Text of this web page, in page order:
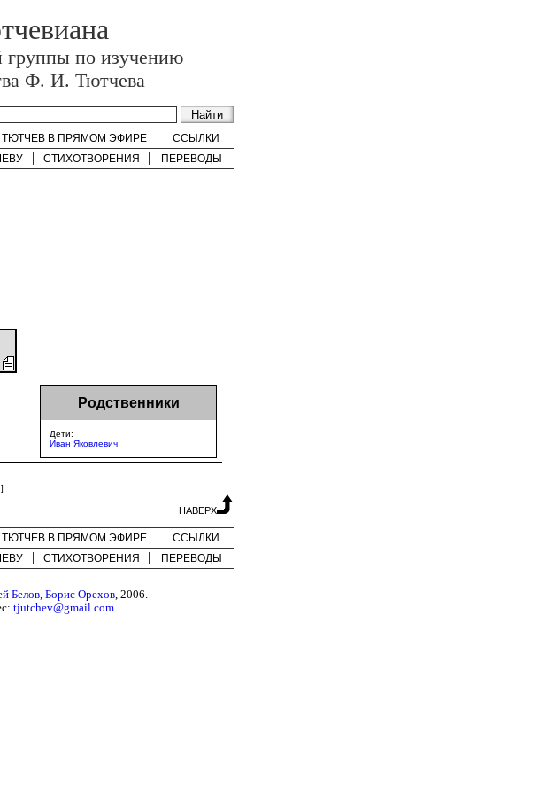
группы по изучению
Ф. И. Тютчева
ТЮТЧЕВ В ПРЯМОМ ЭФИРЕ
ССЫЛКИ
СТИХОТВОРЕНИЯ ПЕРЕВОДЫ
Родственники
Дети:
Иван Яковлевич
]
НАВЕРХ
ТЮТЧЕВ В ПРЯМОМ ЭФИРЕ
ССЫЛКИ
СТИХОТВОРЕНИЯ ПЕРЕВОДЫ
Белов, Борис Орехов, 2006.
tjutchev@gmail.com.